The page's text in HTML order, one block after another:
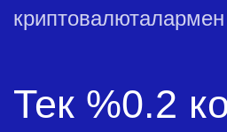
криптовалюталармен
Тек %0.2